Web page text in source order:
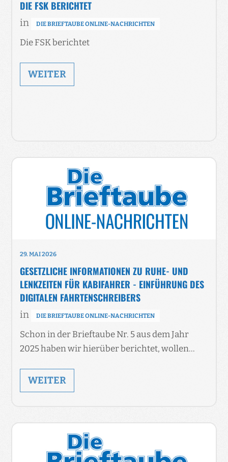
DIE FSK BERICHTET
in DIE BRIEFTAUBE ONLINE-NACHRICHTEN
Die FSK berichtet
WEITER
29. MAI 2026
GESETZLICHE INFORMATIONEN ZU RUHE- UND
LENKZEITEN FÜR KABIFAHRER - EINFÜHRUNG DES
DIGITALEN FAHRTENSCHREIBERS
in DIE BRIEFTAUBE ONLINE-NACHRICHTEN
Schon in der Brieftaube Nr. 5 aus dem Jahr
2025 haben wir hierüber berichtet, wollen…
WEITER